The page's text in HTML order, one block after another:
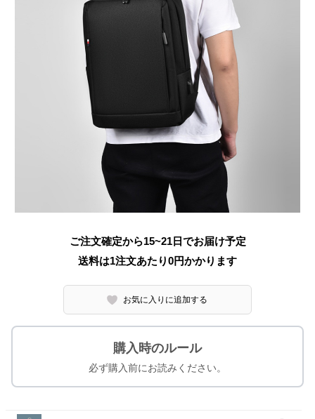
ご注文確定から15~21日でお届け予定
送料は1注文あたり0円かかります
お気に入りに追加する
購入時のルール
必ず購入前にお読みください。